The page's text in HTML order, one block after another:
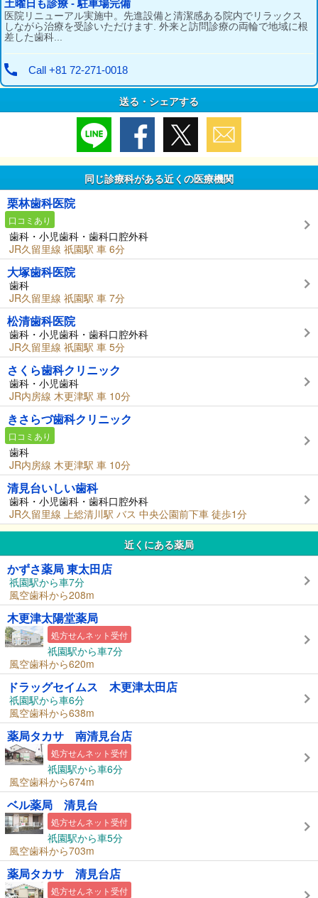
送る・シェアする
同じ診療科がある近くの医療機関
栗林歯科医院
口コミあり
歯科・小児歯科・歯科口腔外科
JR久留里線 祇園駅 車 6分
大塚歯科医院
歯科
JR久留里線 祇園駅 車 7分
松清歯科医院
歯科・小児歯科・歯科口腔外科
JR久留里線 祇園駅 車 5分
さくら歯科クリニック
歯科・小児歯科
JR内房線 木更津駅 車 10分
きさらづ歯科クリニック
口コミあり
歯科
JR内房線 木更津駅 車 10分
清見台いしい歯科
歯科・小児歯科・歯科口腔外科
JR久留里線 上総清川駅 バス 中央公園前下車 徒歩1分
近くにある薬局
かずさ薬局 東太田店
祇園駅から車7分
風空歯科から208m
木更津太陽堂薬局
処方せんネット受付
祇園駅から車7分
風空歯科から620m
ドラッグセイムス 木更津太田店
祇園駅から車6分
風空歯科から638m
薬局タカサ 南清見台店
処方せんネット受付
祇園駅から車6分
風空歯科から674m
ベル薬局 清見台
処方せんネット受付
祇園駅から車5分
風空歯科から703m
薬局タカサ 清見台店
処方せんネット受付